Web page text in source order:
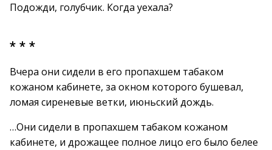
Подожди, голубчик. Когда уехала?
* * *
Вчера они сидели в его пропахшем табаком
кожаном кабинете, за окном которого бушевал,
ломая сиреневые ветки, июньский дождь.
…Они сидели в пропахшем табаком кожаном
кабинете, и дрожащее полное лицо его было белее